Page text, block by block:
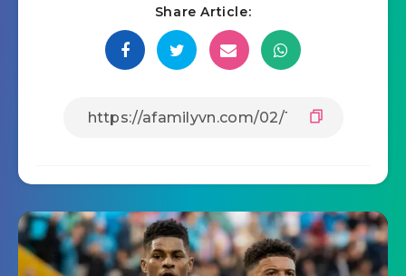
Share Article: